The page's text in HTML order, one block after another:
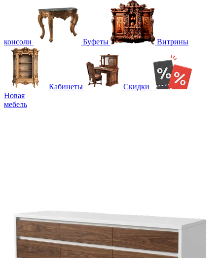
консоли Буфеты Витрины
Кабинеты
Скидки
Новая
мебель